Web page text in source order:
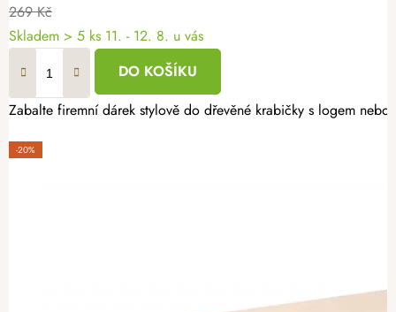
269 Kč
Skladem > 5 ks 11. - 12. 8. u vás
DO KOŠÍKU
Zabalte firemní dárek stylově do dřevěné krabičky s logem
-20%